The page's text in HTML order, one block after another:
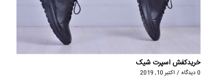
خریدکفش اسپرت شیک
0 دیدگاه / اکتبر 10, 2019